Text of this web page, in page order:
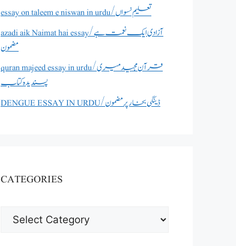
essay on taleem e niswan in urdu/تعلیم نسواں
azadi aik Naimat hai essay/آزادی ایک نعمت ہے
مضمون
quran majeed essay in urdu/قرآن مجید میری
پسندیدہ کتاب
DENGUE ESSAY IN URDU/ڈینگی بخار پر مضمون
CATEGORIES
CATEGORIES